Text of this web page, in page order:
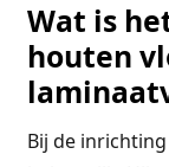
Wat is
houten
Bij de